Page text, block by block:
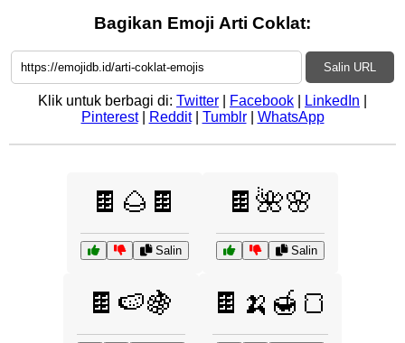
Bagikan Emoji Arti Coklat:
Salin URL
Klik untuk berbagi di: Twitter Facebook LinkedIn
Pinterest| Reddit| Tumblr| WhatsApp
🍫🌰🍫
Salin
🍫🌺🌸
Salin
🍫🍉🍇 🍫🍌🍯🍞